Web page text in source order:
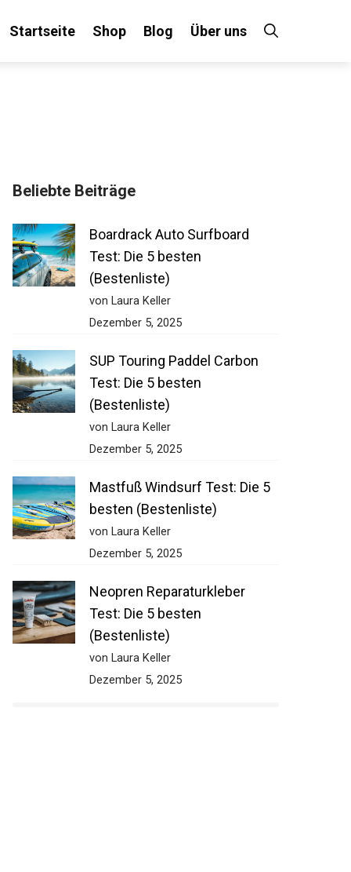
Startseite Shop Blog Über uns
Beliebte Beiträge
Boardrack Auto Surfboard
Test: Die 5 besten
(Bestenliste)
von Laura Keller
Dezember 5, 2025
SUP Touring Paddel Carbon
Test: Die 5 besten
(Bestenliste)
von Laura Keller
Dezember 5, 2025
Mastfuß Windsurf Test: Die 5
besten (Bestenliste)
von Laura Keller
Dezember 5, 2025
Neopren Reparaturkleber
Test: Die 5 besten
(Bestenliste)
von Laura Keller
Dezember 5, 2025
an!